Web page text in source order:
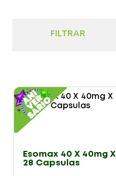
FILTRAR
Esomax 40 X 40mg X
28 Capsulas